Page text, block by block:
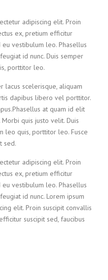
adipiscing elit. Proin
ex, pretium efficitur
vestibulum leo. Phasellus
id nunc. Duis semper
porttitor leo.
lacus scelerisque, aliquam
dapibus libero vel porttitor.
at quam id elit
quis justo velit. Duis
leo quis, porttitor leo. Fusce
sed.
adipiscing elit. Proin
ex, pretium efficitur
vestibulum leo. Phasellus
id nunc. Lorem ipsum
elit. Proin suscipit convallis
suscipit sed, faucibus